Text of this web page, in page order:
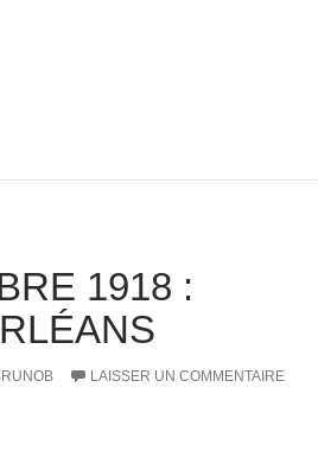
1918 :
LAISSER UN COMMENTAIRE